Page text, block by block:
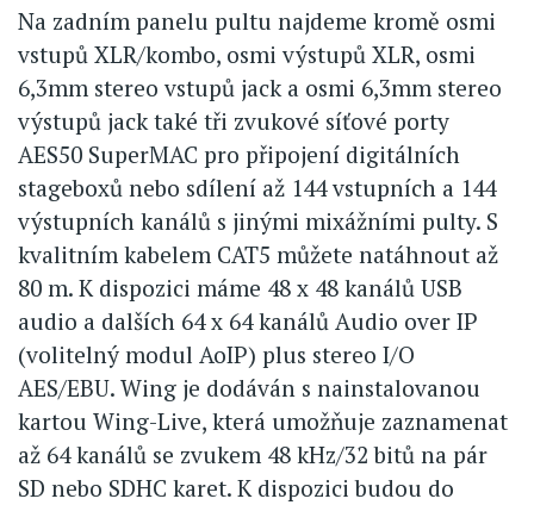
Na zadním panelu pultu najdeme kromě osmi
vstupů XLR/kombo, osmi výstupů XLR, osmi
6,3mm stereo vstupů jack a osmi 6,3mm stereo
výstupů jack také tři zvukové síťové porty
AES50 SuperMAC pro připojení digitálních
stageboxů nebo sdílení až 144 vstupních a 144
výstupních kanálů s jinými mixážními pulty. S
kvalitním kabelem CAT5 můžete natáhnout až
80 m. K dispozici máme 48 x 48 kanálů USB
audio a dalších 64 x 64 kanálů Audio over IP
(volitelný modul AoIP) plus stereo I/O
AES/EBU. Wing je dodáván s nainstalovanou
kartou Wing-Live, která umožňuje zaznamenat
až 64 kanálů se zvukem 48 kHz/32 bitů na pár
SD nebo SDHC karet. K dispozici budou do